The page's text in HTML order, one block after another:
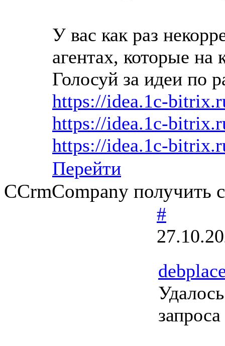
У вас как раз
агентах, которые на
Голосуй за идеи по
https://idea.1c-
https://idea.1c-
https://idea.1c-
Перейти
CCrmCompany получить
#